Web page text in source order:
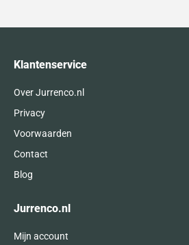
Klantenservice
Over Jurrenco.nl
Privacy
Voorwaarden
Contact
Blog
Jurrenco.nl
Mijn account